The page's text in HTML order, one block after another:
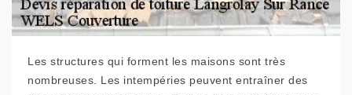
Les structures qui forment les maisons sont très
nombreuses. Les intempéries peuvent entraîner des